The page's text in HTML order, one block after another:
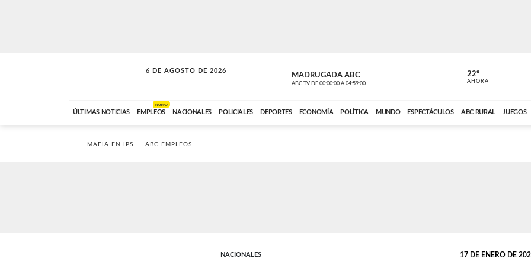
6 DE AGOSTO DE 2026
SOLO MÚSICA MADRUGADA ABC
ABC TV DE 00:00:00 A 04:59:00 ABC CARDINAL
22º
AHORA
ÚLTIMAS NOTICIAS EMPLEOS
NUEVO
NACIONALES POLICIALES DEPORTES ECONOMÍA POLÍTICA MUNDO ESPECTÁCULOS ABC RURAL JUEGOS
MAFIA EN IPS ABC EMPLEOS
NACIONALES 17 DE ENERO DE